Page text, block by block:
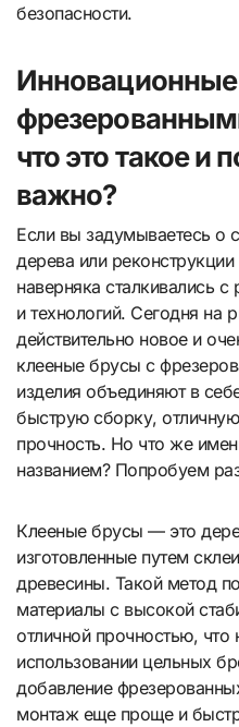
безопасности.
что это такое и
важно?
Если вы задумываетесь о
дерева или
наверняка сталкивались
и технологий. Сегодня на
действительно новое и
клееные брусы с
изделия объединяют в
быструю сборку,
прочность. Но что же
названием? Попробуем
Клееные брусы — это
изготовленные путем
древесины. Такой метод
материалы с высокой
отличной прочностью,
использовании цельных
добавление
монтаж еще проще и